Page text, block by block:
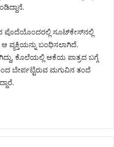
ಸೂಟ್‌ಕೇಸ್‌ನಲ್ಲಿ
ವ್ಯಕ್ತಿಯನ್ನು ಬಂಧಿಸಲಾಗಿದೆ.
ಕೊಲೆಯಲ್ಲಿ ಆಕೆಯ ಪಾತ್ರದ ಬಗ್ಗೆ
ಬೇರ್ಪಟ್ಟಿರುವ ಮಗುವಿನ ತಂದೆ